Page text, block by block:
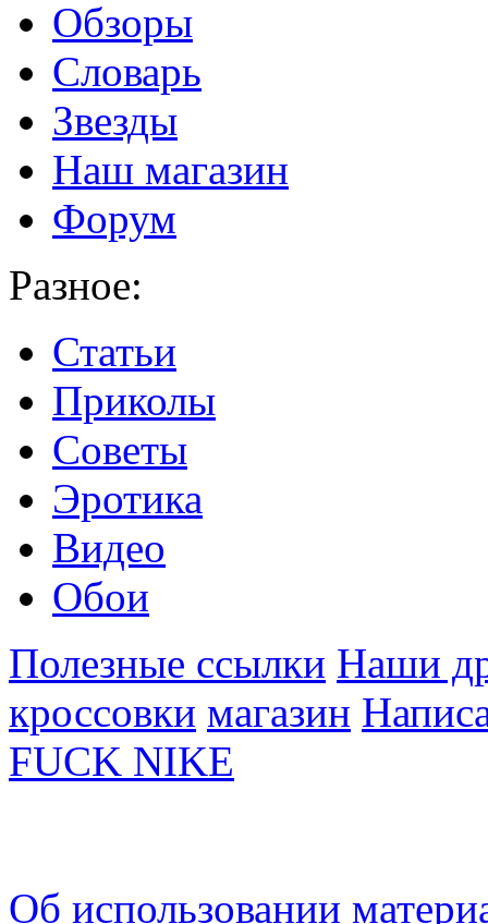
Обзоры
Словарь
Звезды
Наш магазин
Форум
Разное:
Статьи
Приколы
Советы
Эротика
Видео
Обои
Полезные ссылки Наши
кроссовки магазин
FUCK NIKE
Об использовании